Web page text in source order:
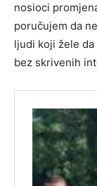
nosioci
poručujem da
ljudi koji žele
bez skrivenih